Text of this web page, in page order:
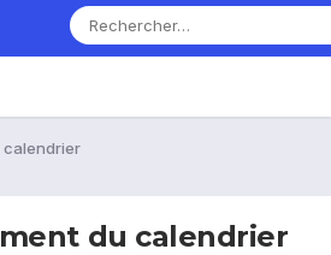
calendrier
du calendrier